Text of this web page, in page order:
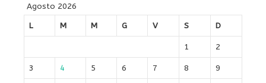
Agosto 2026
L
M M G V S D
1 2
3 4 5 6 7 8 9